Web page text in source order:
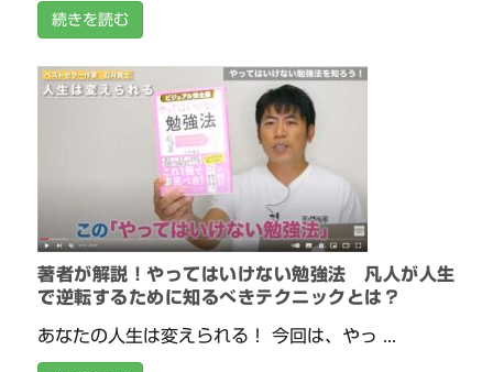
続きを読む
著者が解説！やってはいけない勉強法 凡人が人生
で逆転するために知るべきテクニックとは？
あなたの人生は変えられる！ 今回は、やっ ...